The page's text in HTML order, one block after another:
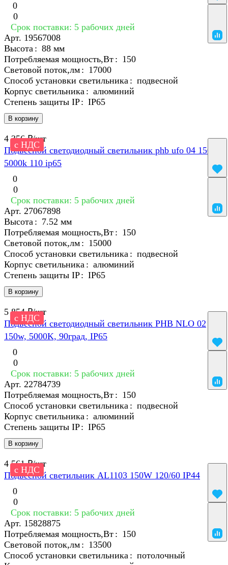
0
0
Срок поставки: 5 рабочих дней
Арт. 19567008
В корзину
Высота : 88 мм
Потребляемая мощность,Вт : 150
Световой поток,лм : 17000
Способ установки светильника : подвесной
Корпус светильника : алюминий
Степень защиты IP : IP65
с НДС
4 356 ₽/шт
Подвесной светодиодный светильник phb ufo 04 150w
5000k 110 ip65
0
0
Срок поставки: 5 рабочих дней
Арт. 27067898
В корзину
Высота : 7.52 мм
Потребляемая мощность,Вт : 150
Световой поток,лм : 15000
Способ установки светильника : подвесной
Корпус светильника : алюминий
Степень защиты IP : IP65
с НДС
5 854 ₽/шт
Подвесной светодиодный светильник PHB NLO 02
150w, 5000K, 90град, IP65
0
0
Срок поставки: 5 рабочих дней
Арт. 22784739
В корзину
Потребляемая мощность,Вт : 150
Способ установки светильника : подвесной
Корпус светильника : алюминий
Степень защиты IP : IP65
с НДС
4 561 ₽/шт
Подвесной светильник AL1103 150W 120/60 IP44
0
0
Срок поставки: 5 рабочих дней
Арт. 15828875
Потребляемая мощность,Вт : 150
Световой поток,лм : 13500
Способ установки светильника : потолочный